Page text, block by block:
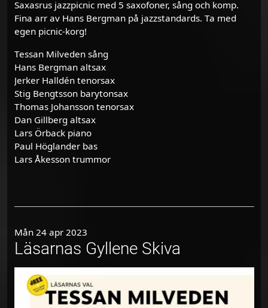
Saxasrus jazzpicnic med 5 saxofoner, sång och komp.
Fina arr av Hans Bergman på jazzstandards. Ta med
egen picnic-korg!
Tessan Milveden sång
Hans Bergman altsax
Jerker Halldén tenorsax
Stig Bengtsson barytonsax
Thomas Johansson tenorsax
Dan Gillberg altsax
Lars Örback piano
Paul Höglander bas
Lars Åkesson trummor
Mån 24 apr 2023
Läsarnas Gyllene Skiva